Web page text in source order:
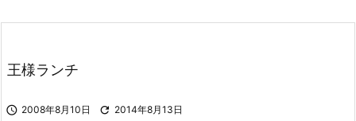

王様ランチ
 2008年8月10日  2014年8月13日